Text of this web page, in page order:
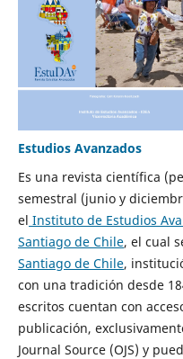
Estudios Avanzados
Es una revista científica
semestral (junio y
el Instituto de Estudios
Santiago de Chile, el cual
Santiago de Chile,
con una tradición desde
escritos cuentan con
publicación,
Journal Source (OJS) y